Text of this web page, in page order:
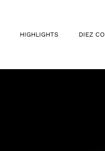
HIGHLIGHTS DIEZ